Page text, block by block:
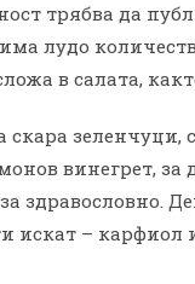
трябва да
лудо
в салата,
зеленчуци,
винегрет, за
здравословно.
искат –